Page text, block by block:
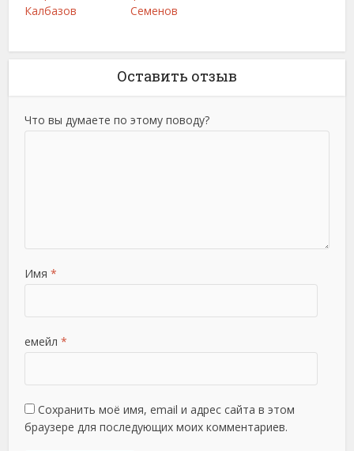
Калбазов
Семенов
Оставить отзыв
Что вы думаете по этому поводу?
Имя *
емейл *
Сохранить моё имя, email и адрес сайта в этом
браузере для последующих моих комментариев.